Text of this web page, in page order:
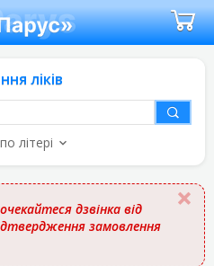
ліків
літері
дзвінка від
замовлення